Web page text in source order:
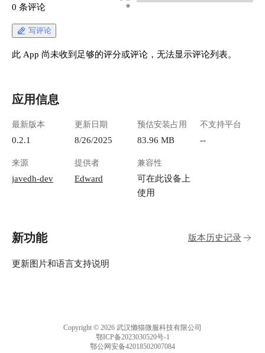
0 条评论
写评论
此 App 尚未收到足够的评分或评论，无法显示评论列表。
应用信息
最新版本
0.2.1
更新日期
8/26/2025
预估安装占用
83.96 MB
不支持平台
--
来源
javedh-dev
提供者
Edward
兼容性
可在此设备上
使用
新功能 版本历史记录
更新图片和语言支持说明
Copyright © 2026 武汉懒猫微服科技有限公司
鄂ICP备2023030520号-1
鄂公网安备42018502007084